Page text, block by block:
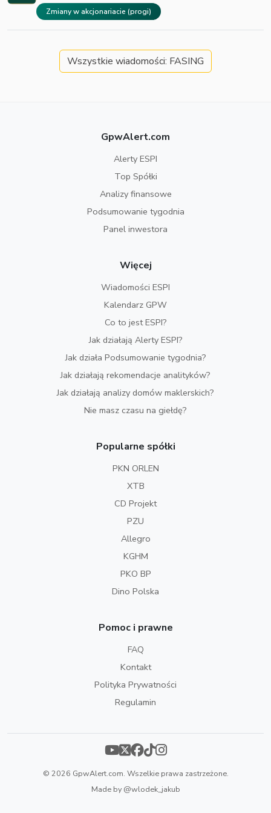
Zmiany w akcjonariacie (progi)
Wszystkie wiadomości: FASING
GpwAlert.com
Alerty ESPI
Top Spółki
Analizy finansowe
Podsumowanie tygodnia
Panel inwestora
Więcej
Wiadomości ESPI
Kalendarz GPW
Co to jest ESPI?
Jak działają Alerty ESPI?
Jak działa Podsumowanie tygodnia?
Jak działają rekomendacje analityków?
Jak działają analizy domów maklerskich?
Nie masz czasu na giełdę?
Popularne spółki
PKN ORLEN
XTB
CD Projekt
PZU
Allegro
KGHM
PKO BP
Dino Polska
Pomoc i prawne
FAQ
Kontakt
Polityka Prywatności
Regulamin
© 2026 GpwAlert.com. Wszelkie prawa zastrzeżone.
Made by@wlodek_jakub